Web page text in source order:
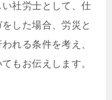
社労士として、仕
した場合、労災と
れる条件を考え、
もお伝えします。